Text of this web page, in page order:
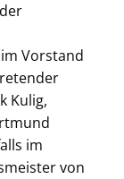
Vorstand
Kulig,
im
von